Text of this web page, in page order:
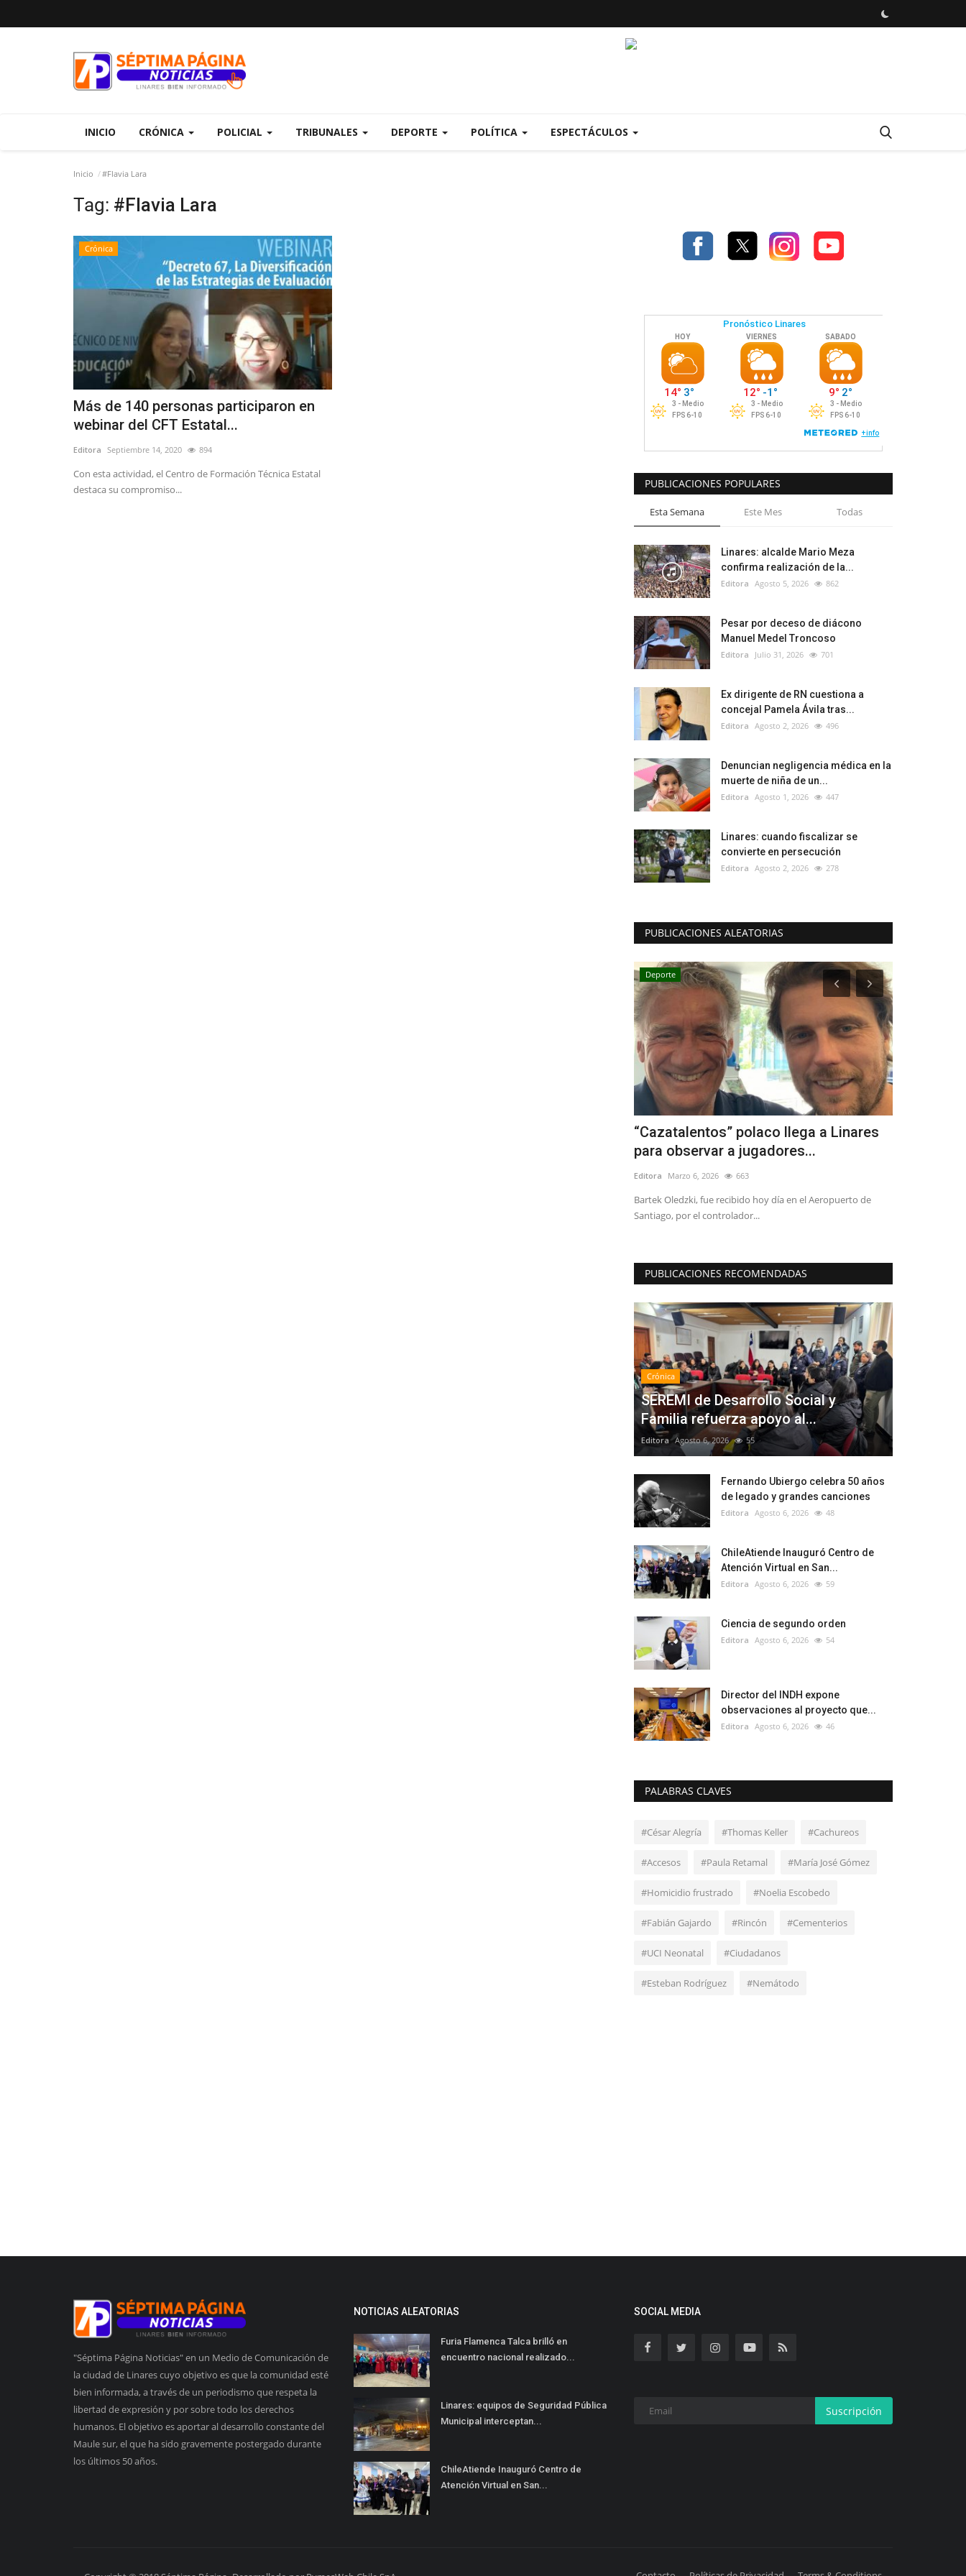
INICIO CRÓNICA POLICIAL TRIBUNALES DEPORTE POLÍTICA ESPECTÁCULOS
Inicio #Flavia Lara
Tag: #Flavia Lara
Crónica
Más de 140 personas participaron en
webinar del CFT Estatal...
Editora Septiembre 14, 2020 894
Con esta actividad, el Centro de Formación Técnica Estatal
destaca su compromiso...
PUBLICACIONES POPULARES
Esta Semana Este Mes Todas
Linares: alcalde Mario Meza
confirma realización de la...
Editora Agosto 5, 2026 862
Pesar por deceso de diácono
Manuel Medel Troncoso
Editora Julio 31, 2026 701
Ex dirigente de RN cuestiona a
concejal Pamela Ávila tras...
Editora Agosto 2, 2026 496
Denuncian negligencia médica en la
muerte de niña de un...
Editora Agosto 1, 2026 447
Linares: cuando fiscalizar se
convierte en persecución
Editora Agosto 2, 2026 278
PUBLICACIONES ALEATORIAS
Deporte
“Cazatalentos” polaco llega a Linares
para observar a jugadores...
Editora Marzo 6, 2026 663
Bartek Oledzki, fue recibido hoy día en el Aeropuerto de
Santiago, por el controlador...
PUBLICACIONES RECOMENDADAS
Crónica
SEREMI de Desarrollo Social y
Familia refuerza apoyo al...
Editora Agosto 6, 2026 55
Fernando Ubiergo celebra 50 años
de legado y grandes canciones
Editora Agosto 6, 2026 48
ChileAtiende Inauguró Centro de
Atención Virtual en San...
Editora Agosto 6, 2026 59
Ciencia de segundo orden
Editora Agosto 6, 2026 54
Director del INDH expone
observaciones al proyecto que...
Editora Agosto 6, 2026 46
PALABRAS CLAVES
#César Alegría #Thomas Keller #Cachureos
#Accesos #Paula Retamal #María José Gómez
#Homicidio frustrado #Noelia Escobedo
#Fabián Gajardo #Rincón #Cementerios
#UCI Neonatal #Ciudadanos
#Esteban Rodríguez #Nemátodo
"Séptima Página Noticias" en un Medio de Comunicación de
la ciudad de Linares cuyo objetivo es que la comunidad esté
bien informada, a través de un periodismo que respeta la
libertad de expresión y por sobre todo los derechos
humanos. El objetivo es aportar al desarrollo constante del
Maule sur, el que ha sido gravemente postergado durante
los últimos 50 años.
NOTICIAS ALEATORIAS
Furia Flamenca Talca brilló en
encuentro nacional realizado...
Linares: equipos de Seguridad Pública
Municipal interceptan...
ChileAtiende Inauguró Centro de
Atención Virtual en San...
SOCIAL MEDIA
Suscripción